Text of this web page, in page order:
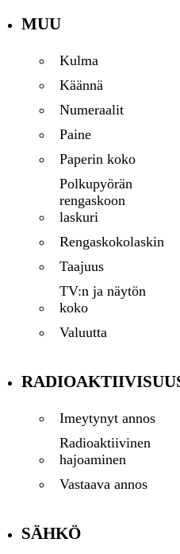
MUU
Kulma
Käännä
Numeraalit
Paine
Paperin koko
Polkupyörän
rengaskoon
laskuri
Rengaskokolaskin
Taajuus
TV:n ja näytön
koko
Valuutta
Imeytynyt annos
Radioaktiivinen
hajoaminen
Vastaava annos
SÄHKÖ